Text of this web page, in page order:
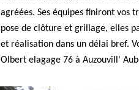
agréées. Ses équipes finiront vos
pose de clôture et grillage, elles
et réalisation dans un délai bref.
Olbert elagage 76 à Auzouvill'